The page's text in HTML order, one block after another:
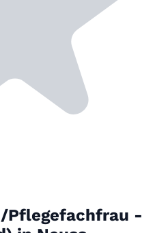
Pflegefachfrau -